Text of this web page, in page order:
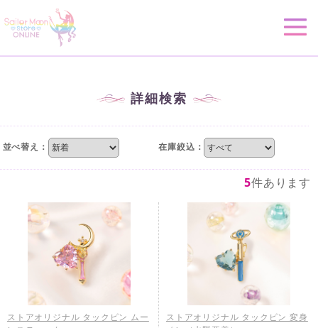
詳細検索
並べ替え： 在庫絞込：
5件あります
ストアオリジナル タックピン ムー
ストアオリジナル タックピン 変身